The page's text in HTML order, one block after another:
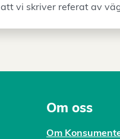
att vi skriver referat av
Om oss
Om